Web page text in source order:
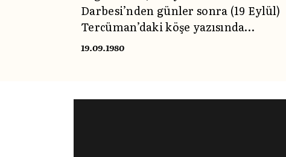
Darbesi’nden günler sonra (19 Eylül)
Tercüman’daki köşe yazısında
ülkedeki komünizm üzerinden
19.09.1980